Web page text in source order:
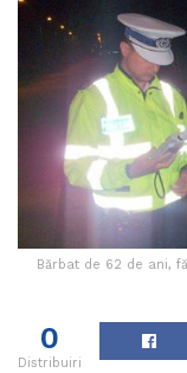
Bărbat de 62 de ani,
0
Distribuiri